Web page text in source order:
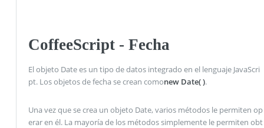
CoffeeScript - Fecha
El objeto Date es un tipo de datos integrado en el lenguaje JavaScri
pt. Los objetos de fecha se crean comonew Date( ).
Una vez que se crea un objeto Date, varios métodos le permiten op
erar en él. La mayoría de los métodos simplemente le permiten obt